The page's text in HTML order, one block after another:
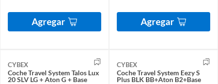
Agregar Agregar
CYBEX
Coche Travel System Talos Lux
20 SLV LG + Aton G + Base
CYBEX
Coche Travel System Eezy S
Plus BLK BB+Aton B2+Base